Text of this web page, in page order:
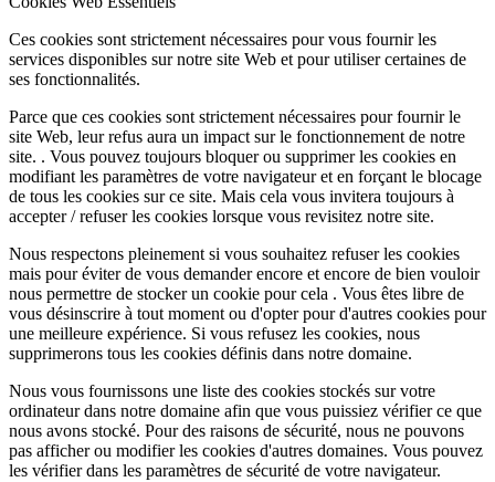
Ces cookies sont strictement nécessaires pour vous fournir les
services disponibles sur notre site Web et pour utiliser certaines de
ses fonctionnalités.
Parce que ces cookies sont strictement nécessaires pour fournir le
site Web, leur refus aura un impact sur le fonctionnement de notre
site. . Vous pouvez toujours bloquer ou supprimer les cookies en
modifiant les paramètres de votre navigateur et en forçant le blocage
de tous les cookies sur ce site. Mais cela vous invitera toujours à
accepter / refuser les cookies lorsque vous revisitez notre site.
Nous respectons pleinement si vous souhaitez refuser les cookies
mais pour éviter de vous demander encore et encore de bien vouloir
nous permettre de stocker un cookie pour cela . Vous êtes libre de
vous désinscrire à tout moment ou d'opter pour d'autres cookies pour
une meilleure expérience. Si vous refusez les cookies, nous
supprimerons tous les cookies définis dans notre domaine.
Nous vous fournissons une liste des cookies stockés sur votre
ordinateur dans notre domaine afin que vous puissiez vérifier ce que
nous avons stocké. Pour des raisons de sécurité, nous ne pouvons
pas afficher ou modifier les cookies d'autres domaines. Vous pouvez
les vérifier dans les paramètres de sécurité de votre navigateur.